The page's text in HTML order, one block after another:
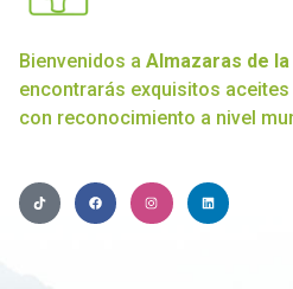
Bienvenidos a Almazaras de
encontrarás exquisitos
con reconocimiento a nivel